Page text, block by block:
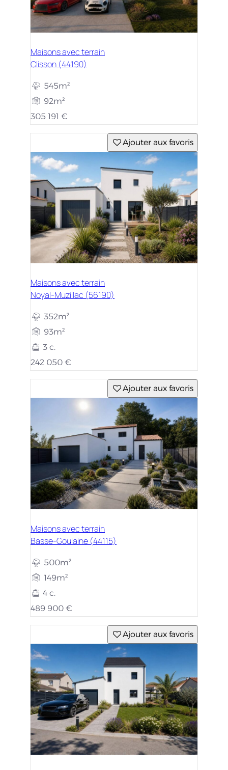
Maisons avec terrain
Clisson (44190)
545m²
92m²
305 191 €
Ajouter aux favoris
Maisons avec terrain
Noyal-Muzillac (56190)
352m²
93m²
3 c.
242 050 €
Ajouter aux favoris
Maisons avec terrain
Basse-Goulaine (44115)
500m²
149m²
4 c.
489 900 €
Ajouter aux favoris